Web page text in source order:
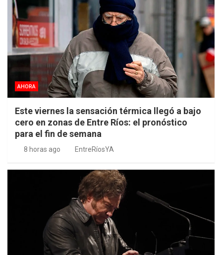
AHORA
Este viernes la sensación térmica llegó a bajo
cero en zonas de Entre Ríos: el pronóstico
para el fin de semana
8 horas ago EntreRíosYA